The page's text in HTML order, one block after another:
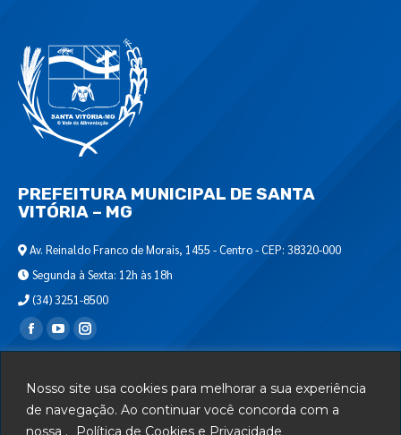
Nosso site usa cookies para melhorar a sua experiência
de navegação. Ao continuar você concorda com a
nossa .
Política de Cookies e Privacidade
PREFEITURA MUNICIPAL DE SANTA
VITÓRIA – MG
Av. Reinaldo Franco de Morais, 1455 - Centro - CEP: 38320-000
Segunda à Sexta: 12h às 18h
(34) 3251-8500
Encontre-nos em:
Departamento de T.I.